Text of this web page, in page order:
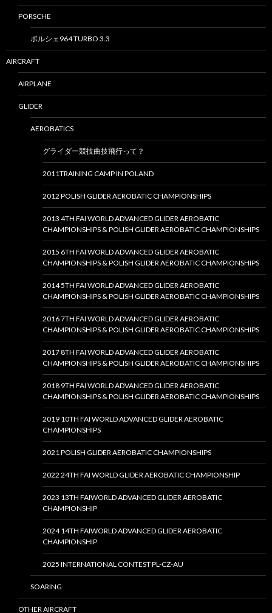
PORSCHE
ポルシェ964 TURBO 3.3
AIRCRAFT
AIRPLANE
GLIDER
AEROBATICS
グライダー競技曲技飛行って？
2011TRAINING CAMP IN POLAND
2012 POLISH GLIDER AEROBATIC CHAMPIONSHIPS
2013 4TH FAI WORLD ADVANCED GLIDER AEROBATIC
CHAMPIONSHIPS & POLISH GLIDER AEROBATIC CHAMPIONSHIPS
2015 6TH FAI WORLD ADVANCED GLIDER AEROBATIC
CHAMPIONSHIPS & POLISH GLIDER AEROBATIC CHAMPIONSHIPS
2014 5TH FAI WORLD ADVANCED GLIDER AEROBATIC
CHAMPIONSHIPS & POLISH GLIDER AEROBATIC CHAMPIONSHIPS
2016 7TH FAI WORLD ADVANCED GLIDER AEROBATIC
CHAMPIONSHIPS & POLISH GLIDER AEROBATIC CHAMPIONSHIPS
2017 8TH FAI WORLD ADVANCED GLIDER AEROBATIC
CHAMPIONSHIPS & POLISH GLIDER AEROBATIC CHAMPIONSHIPS
2018 9TH FAI WORLD ADVANCED GLIDER AEROBATIC
CHAMPIONSHIPS & POLISH GLIDER AEROBATIC CHAMPIONSHIPS
2019 10TH FAI WORLD ADVANCED GLIDER AEROBATIC
CHAMPIONSHIPS
2021 POLISH GLIDER AEROBATIC CHAMPIONSHIPS
2022 24TH FAI WORLD GLIDER AEROBATIC CHAMPIONSHIP
2023 13TH FAIWORLD ADVANCED GLIDER AEROBATIC
CHAMPIONSHIP
2024 14TH FAIWORLD ADVANCED GLIDER AEROBATIC
CHAMPIONSHIP
2025 INTERNATIONAL CONTEST PL-CZ-AU
SOARING
OTHER AIRCRAFT